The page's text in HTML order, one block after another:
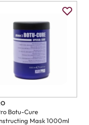
Botu-Cure
Mask 1000ml